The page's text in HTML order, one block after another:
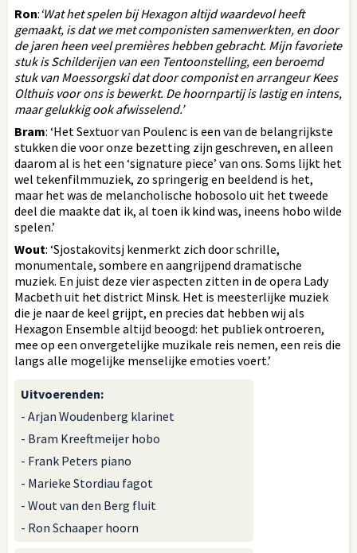
Ron: ‘Wat het spelen bij Hexagon altijd waardevol heeft
gemaakt, is dat we met componisten samenwerkten, en door
de jaren heen veel premières hebben gebracht. Mijn favoriete
stuk is Schilderijen van een Tentoonstelling, een beroemd
stuk van Moessorgski dat door componist en arrangeur Kees
Olthuis voor ons is bewerkt. De hoornpartij is lastig en intens,
maar gelukkig ook afwisselend.’
Bram: ‘Het Sextuor van Poulenc is een van de belangrijkste
stukken die voor onze bezetting zijn geschreven, en alleen
daarom al is het een ‘signature piece’ van ons. Soms lijkt het
wel tekenfilmmuziek, zo springerig en beeldend is het,
maar het was de melancholische hobosolo uit het tweede
deel die maakte dat ik, al toen ik kind was, ineens hobo wilde
spelen.’
Wout: ‘Sjostakovitsj kenmerkt zich door schrille,
monumentale, sombere en aangrijpend dramatische
muziek. En juist deze vier aspecten zitten in de opera Lady
Macbeth uit het district Minsk. Het is meesterlijke muziek
die je naar de keel grijpt, en precies dat hebben wij als
Hexagon Ensemble altijd beoogd: het publiek ontroeren,
mee op een onvergetelijke muzikale reis nemen, een reis die
langs alle mogelijke menselijke emoties voert.’
Uitvoerenden:
- Arjan Woudenberg klarinet
- Bram Kreeftmeijer hobo
- Frank Peters piano
- Marieke Stordiau fagot
- Wout van den Berg fluit
- Ron Schaaper hoorn